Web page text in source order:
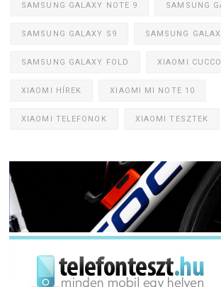
SAMSUNG GALAXY NOTE 9 SAMSUNG
SAMSUNG GALAXY S9 SAMSUNG
SAMSUNG GALAXY FOLD XIAOMI
XIAOMI HÍREK XIAOMI MI NOTE 10
XIAOMI TELEFONOK XIAOMI TESZTEK